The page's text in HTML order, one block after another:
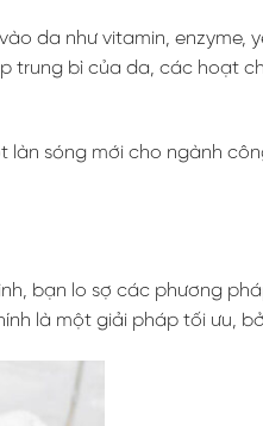
da như vitamin, enzyme,
trung bì của da, các hoạt
sóng mới cho ngành
bạn lo sợ các phương
là một giải pháp tối ưu,